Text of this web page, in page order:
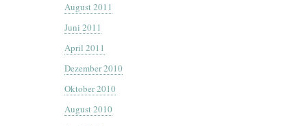
August 2011
Juni 2011
April 2011
Dezember 2010
Oktober 2010
August 2010